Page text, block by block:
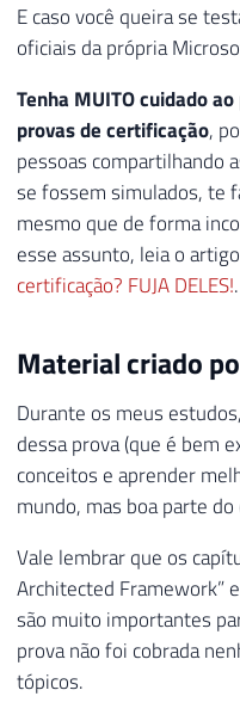
E caso você queira se
oficiais da própria
Tenha MUITO cuidado
provas de certificação,
pessoas compartilhando
se fossem simulados, te
mesmo que de forma
esse assunto, leia o artigo
certificação? FUJA DELES!.
Material criado
Durante os meus
dessa prova (que é bem
conceitos e aprender
mundo, mas boa parte
Vale lembrar que os
Architected Framework”
são muito importantes
prova não foi cobrada
tópicos.